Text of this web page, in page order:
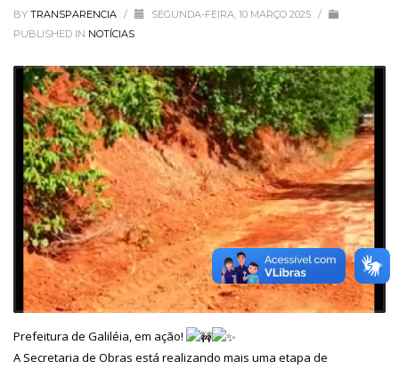
BY TRANSPARENCIA / SEGUNDA-FEIRA, 10 MARÇO 2025 /
PUBLISHED IN NOTÍCIAS
Prefeitura de Galiléia, em ação!
A Secretaria de Obras está realizando mais uma etapa de